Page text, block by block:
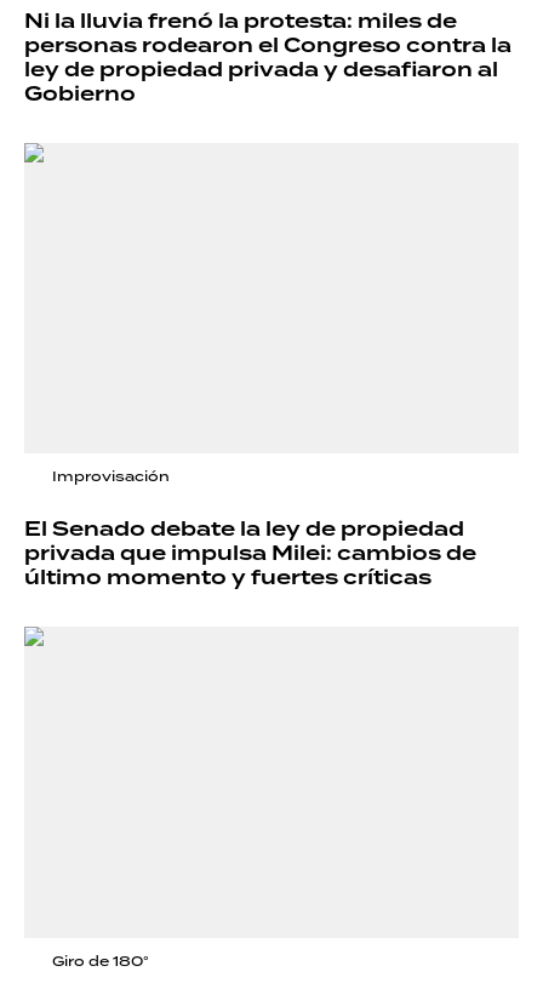
Ni la lluvia frenó la protesta: miles de
personas rodearon el Congreso contra la
ley de propiedad privada y desafiaron al
Gobierno
Improvisación
El Senado debate la ley de propiedad
privada que impulsa Milei: cambios de
último momento y fuertes críticas
Giro de 180°